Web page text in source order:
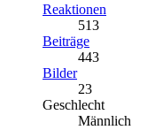
Reaktionen
513
Beiträge
443
Bilder
23
Geschlecht
Männlich